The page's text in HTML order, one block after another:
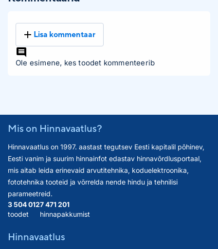
Lisa kommentaar
Ole esimene, kes toodet kommenteerib
Mis on Hinnavaatlus?
Hinnavaatlus on 1997. aastast tegutsev Eesti kapitalil põhinev,
Eesti vanim ja suurim hinnainfot edastav hinnavõrdlusportaal,
mis aitab leida erinevaid arvutitehnika, koduelektroonika,
fototehnika tooteid ja võrrelda nende hindu ja tehnilisi
parameetreid.
3 504 012
toodet
7 471 201
hinnapakkumist
Hinnavaatlus